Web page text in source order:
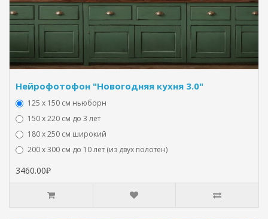
Нейрофотофон "Новогодняя кухня 3.0"
125 x 150 см ньюборн
150 х 220 см до 3 лет
180 х 250 см широкий
200 х 300 см до 10 лет (из двух полотен)
3460.00₽